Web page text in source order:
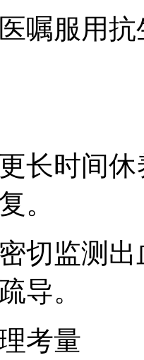
嘱服用
长时间
。
切监测
导。
考量